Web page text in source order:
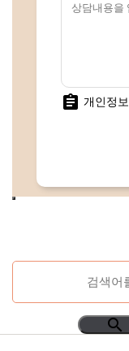
assignment 개인정
search